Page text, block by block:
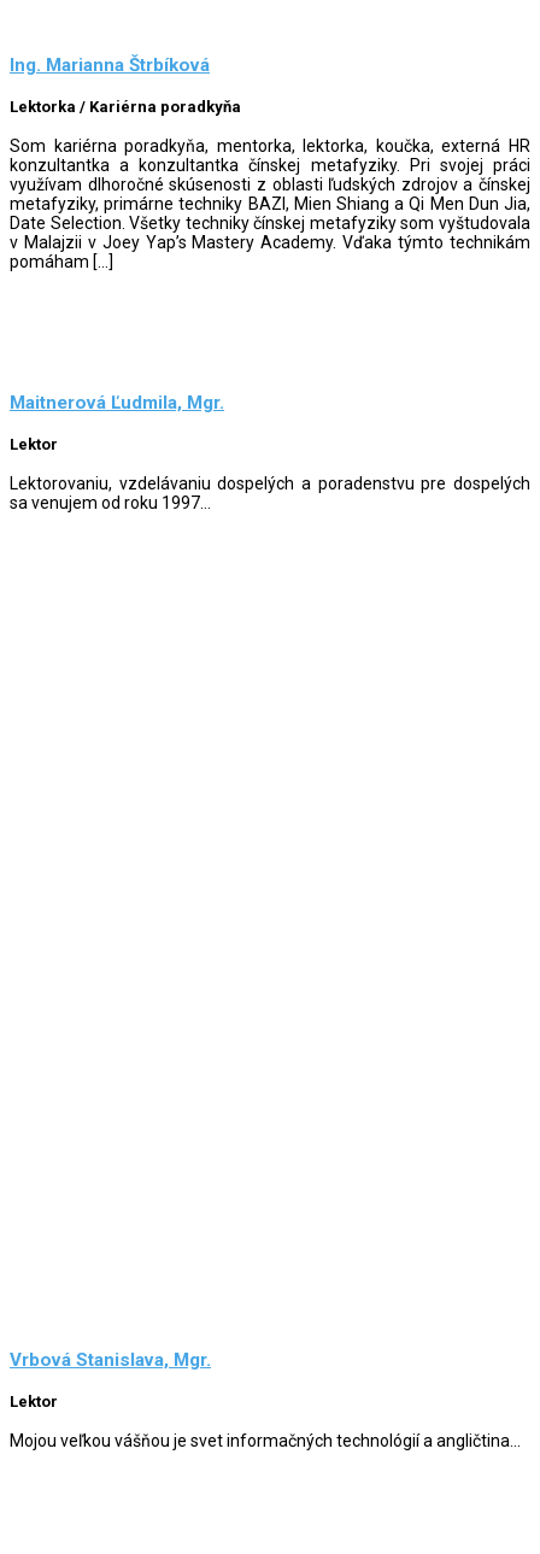
Ing. Marianna Štrbíková
Lektorka / Kariérna poradkyňa
Som kariérna poradkyňa, mentorka, lektorka, koučka, externá HR
konzultantka a konzultantka čínskej metafyziky. Pri svojej práci
využívam dlhoročné skúsenosti z oblasti ľudských zdrojov a čínskej
metafyziky, primárne techniky BAZI, Mien Shiang a Qi Men Dun Jia,
Date Selection. Všetky techniky čínskej metafyziky som vyštudovala
v Malajzii v Joey Yap’s Mastery Academy. Vďaka týmto technikám
pomáham […]
Maitnerová Ľudmila, Mgr.
Lektor
Lektorovaniu, vzdelávaniu dospelých a poradenstvu pre dospelých
sa venujem od roku 1997...
Vrbová Stanislava, Mgr.
Lektor
Mojou veľkou vášňou je svet informačných technológií a angličtina...